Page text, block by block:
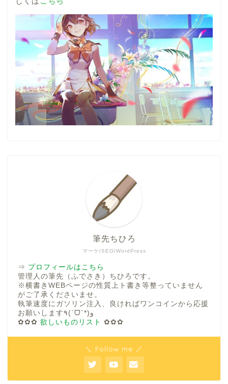
マーケ/SEO/WordPress
筆先ちひろ
⇒ プロフィールはこちら
管理人の筆先（ふでさき）ちひろです。
※横書きWEBページの性質上ト書き等整っていません
がご了承くださいませ。
執筆速度にガソリン注入、良ければワンコインから応援
お願いします٩(ˊᗜˋ*)و
✿✿✿ 欲しいものリスト ✿✿✿
＼ Follow me ／